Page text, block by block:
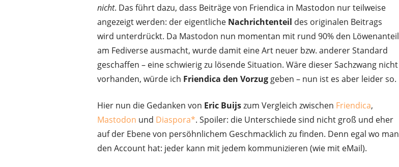
nicht. Das führt dazu, dass Beiträge von Friendica in Mastodon nur teilweise
angezeigt werden: der eigentliche Nachrichtenteil des originalen Beitrags
wird unterdrückt. Da Mastodon nun momentan mit rund 90% den Löwenanteil
am Fediverse ausmacht, wurde damit eine Art neuer bzw. anderer Standard
geschaffen – eine schwierig zu lösende Situation. Wäre dieser Sachzwang nicht
vorhanden, würde ich Friendica den Vorzug geben – nun ist es aber leider so.
Hier nun die Gedanken von Eric Buijszum Vergleich zwischen Friendica,
Mastodon und Diaspora*. Spoiler: die Unterschiede sind nicht groß und eher
auf der Ebene von persöhnlichem Geschmacklich zu finden. Denn egal wo man
den Account hat: jeder kann mit jedem kommunizieren (wie mit eMail).